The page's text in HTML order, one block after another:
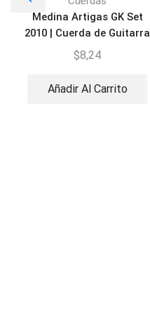
Medina Artigas GK Set
2010 | Cuerda de Guitarra
Eléctrica
$8,24
Añadir Al Carrito